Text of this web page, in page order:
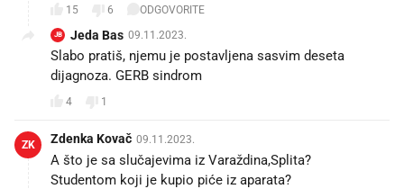
15 6 ODGOVORITE
JB Jeda Bas 09.11.2023.
Slabo pratiš, njemu je postavljena sasvim deseta
dijagnoza. GERB sindrom
4 1
ZK Zdenka Kovač 09.11.2023.
A što je sa slučajevima iz Varaždina,Splita?
Studentom koji je kupio piće iz aparata?